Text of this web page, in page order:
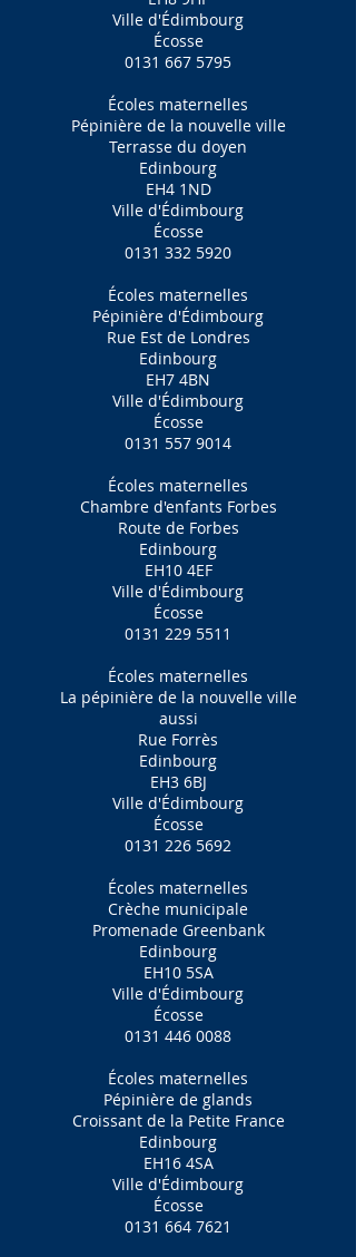
Ville d'Édimbourg
Écosse
0131 667 5795
Écoles maternelles
Pépinière de la nouvelle ville
Terrasse du doyen
Edinbourg
EH4 1ND
Ville d'Édimbourg
Écosse
0131 332 5920
Écoles maternelles
Pépinière d'Édimbourg
Rue Est de Londres
Edinbourg
EH7 4BN
Ville d'Édimbourg
Écosse
0131 557 9014
Écoles maternelles
Chambre d'enfants Forbes
Route de Forbes
Edinbourg
EH10 4EF
Ville d'Édimbourg
Écosse
0131 229 5511
Écoles maternelles
La pépinière de la nouvelle ville
aussi
Rue Forrès
Edinbourg
EH3 6BJ
Ville d'Édimbourg
Écosse
0131 226 5692
Écoles maternelles
Crèche municipale
Promenade Greenbank
Edinbourg
EH10 5SA
Ville d'Édimbourg
Écosse
0131 446 0088
Écoles maternelles
Pépinière de glands
Croissant de la Petite France
Edinbourg
EH16 4SA
Ville d'Édimbourg
Écosse
0131 664 7621